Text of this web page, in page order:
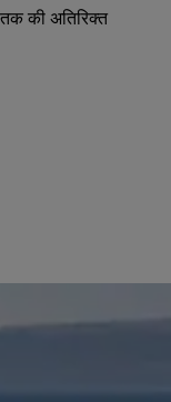
की अतिरिक्त